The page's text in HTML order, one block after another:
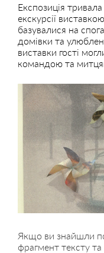
Експозиція
екскурсії
базувалися на
домівки та
виставки гості
командою та
Якщо ви знайшли
фрагмент тексту та